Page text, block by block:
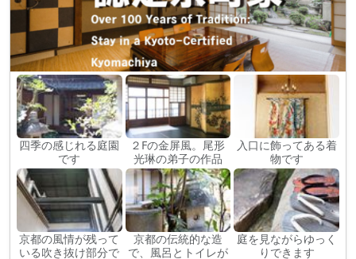
四季の感じれる庭園
です
２Fの金屏風。尾形
光琳の弟子の作品
入口に飾ってある着
物です
京都の風情が残って
いる吹き抜け部分で
京都の伝統的な造
で、風呂とトイレが
庭を見ながらゆっく
りできます